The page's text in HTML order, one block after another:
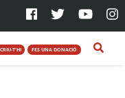
T'HI FES UNA DONACIÓ